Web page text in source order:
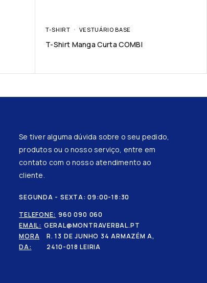
T-SHIRT VESTUÁRIO BASE
T-Shirt Manga Curta COMBI
Se tiver alguma dúvida sobre o seu pedido,
produtos ou o nosso serviço, entre em
contato com o nosso atendimento ao
cliente.
SEGUNDA - SEXTA: 09:00-18:30
TELEFONE: 960 090 060
EMAIL: GERAL@MONTRAVERBAL.PT
MORA
DA:
R. 13 DE JUNHO 34 ARMAZÉM A,
2410-018 LEIRIA